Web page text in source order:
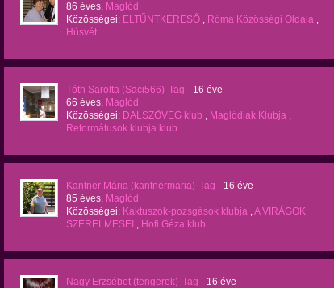
86 éves, Maglód
Közösségei: ELTŰNTKERESŐ , Róma Közösségi Oldala ,
Húsvét
Tóth Sarolta (Saci566) Tag - 16 éve
66 éves, Maglód
Közösségei: DALSZÖVEG klub , Maglódiak Klubja ,
Reformátusok klubja klub
Kantner Mária (kantnermaria) Tag - 16 éve
85 éves, Maglód
Közösségei: Kaktuszok-pozsgások klubja ,A VIRÁGOK
SZERELMESEI , Hofi Géza klub
Nagy Erzsébet (tengerek) Tag - 16 éve